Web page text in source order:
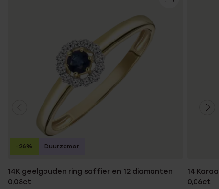
14K geelgouden ring saffier en 12 diamanten
0,08ct
-26% Duurzamer
14
0,06ct